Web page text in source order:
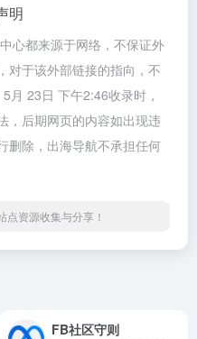
明
心都来源于网络，不保证外
对于该外部链接的指向，不
月 23日 下午2:46收录时，
，后期网页的内容如出现违
删除，出海导航不承担任何
点资源收集与分享！
FB社区守则